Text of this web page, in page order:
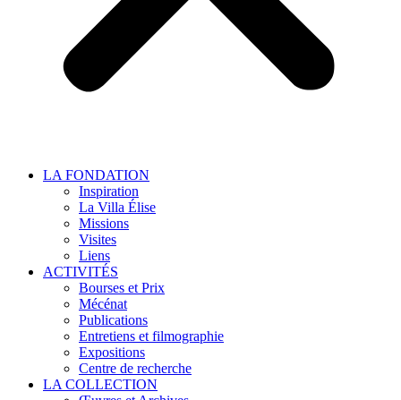
LA FONDATION
Inspiration
La Villa Élise
Missions
Visites
Liens
ACTIVITÉS
Bourses et Prix
Mécénat
Publications
Entretiens et filmographie
Expositions
Centre de recherche
LA COLLECTION